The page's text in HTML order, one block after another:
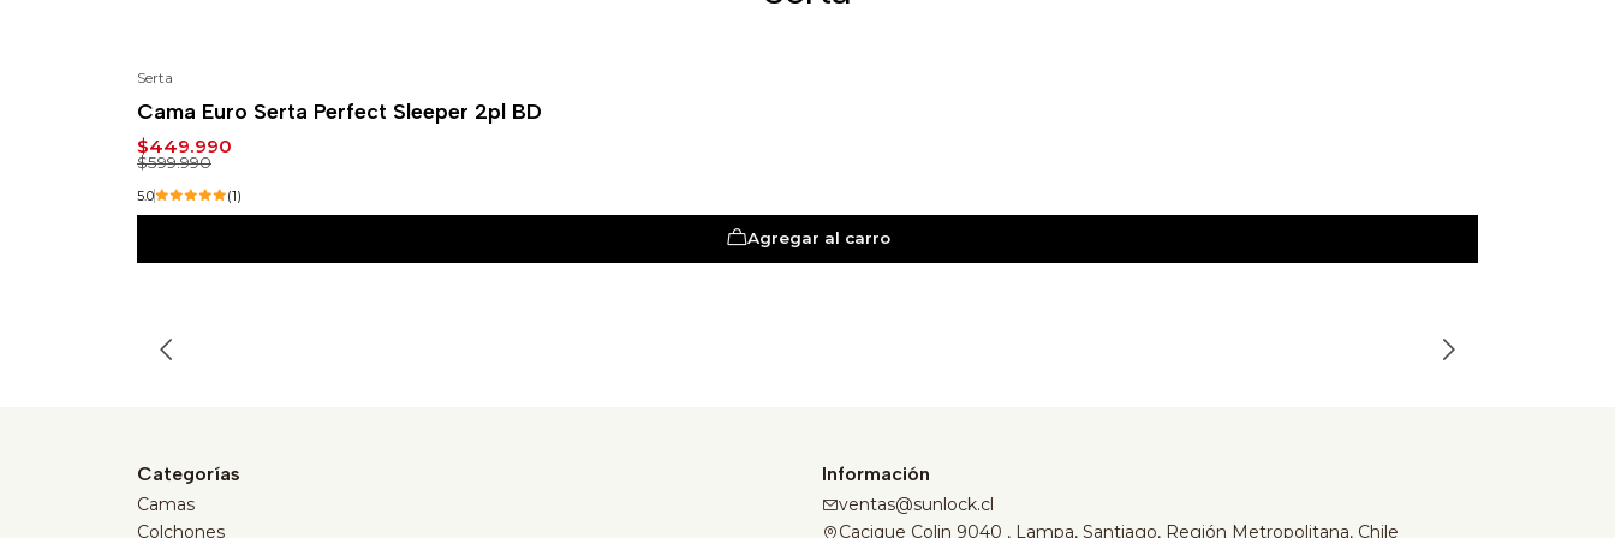
Serta
Cama Euro Serta Perfect Sleeper 2pl BD
$449.990
$599.990
5.0 (1)
Agregar al carro
Categorías
Camas
Colchones
Información
ventas@sunlock.cl
Cacique Colin 9040 , Lampa, Santiago, Región Metropolitana, Chile